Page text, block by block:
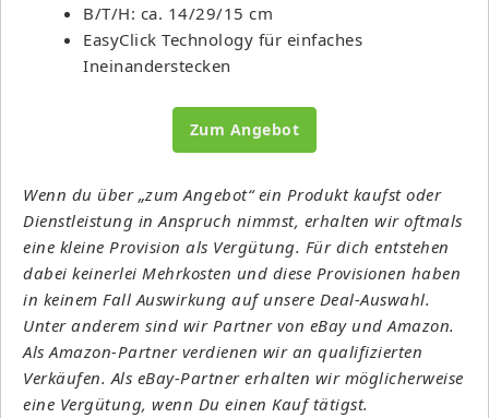
B/T/H: ca. 14/29/15 cm
EasyClick Technology für einfaches
Ineinanderstecken
Zum Angebot
Wenn du über „zum Angebot“ ein Produkt kaufst oder
Dienstleistung in Anspruch nimmst, erhalten wir oftmals
eine kleine Provision als Vergütung. Für dich entstehen
dabei keinerlei Mehrkosten und diese Provisionen haben
in keinem Fall Auswirkung auf unsere Deal-Auswahl.
Unter anderem sind wir Partner von eBay und Amazon.
Als Amazon-Partner verdienen wir an qualifizierten
Verkäufen. Als eBay-Partner erhalten wir möglicherweise
eine Vergütung, wenn Du einen Kauf tätigst.